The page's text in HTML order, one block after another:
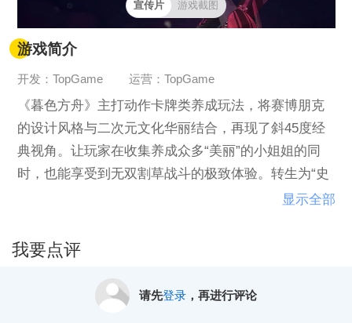
宣传片 游戏截图
游戏简介
开发：TopGame 运营：TopGame
《暮色方舟》主打动作卡牌类养成玩法，将赛博朋克
的设计风格与二次元文化华丽结合，再现了斜45度经
典视角。让玩家在收集养成众多“美丽”的小姐姐的同
时，也能享受到无双割草战斗的极致体验。转生为“史
莱姆”的你，将在暮色方舟世界展开一场惊险刺激的旅
显示全部
我要点评
请先登录，再进行评论